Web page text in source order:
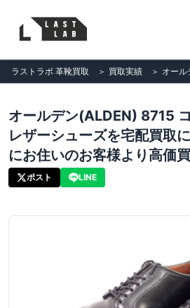
ラストラボ 革靴買取 ＞ 買取実績 ＞ オール
オールデン(ALDEN) 8715
レザーシューズを宅配買取
にお住いのお客様より高価
ポスト LINE